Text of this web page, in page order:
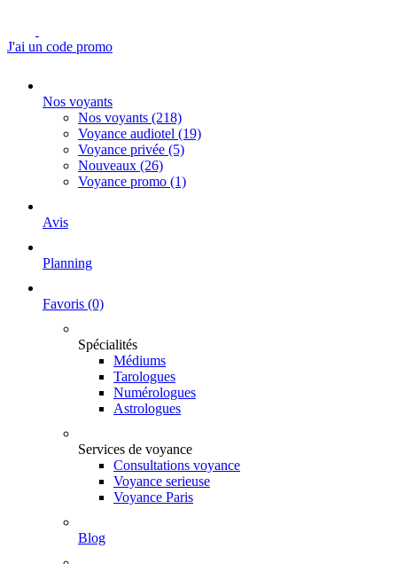
J'ai un code promo
Nos voyants
Nos voyants (218)
Voyance audiotel (19)
Voyance privée (5)
Nouveaux (26)
Voyance promo (1)
Avis
Planning
Favoris (0)
Spécialités
Médiums
Tarologues
Numérologues
Astrologues
Services de voyance
Consultations voyance
Voyance serieuse
Voyance Paris
Blog